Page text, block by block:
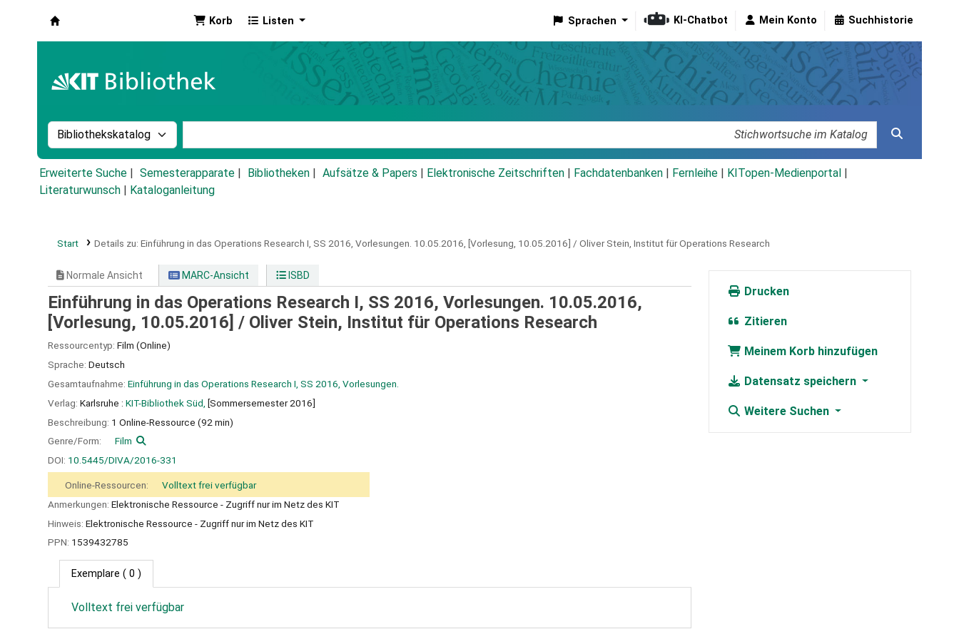
Korb Listen Sprachen KI-Chatbot Mein Konto Suchhistorie
Suche im Katalog nach:
Erweiterte Suche Semesterapparate Bibliotheken Aufsätze & Papers Elektronische Zeitschriften Fachdatenbanken Fernleihe KITopen-Medienportal
Literaturwunsch
Kataloganleitung
Start Details zu: Einführung in das Operations Research I, SS 2016, Vorlesungen. 10.05.2016, [Vorlesung, 10.05.2016] / Oliver Stein, Institut für Operations Research
Normale Ansicht MARC-Ansicht ISBD
Einführung in das Operations Research I, SS 2016, Vorlesungen. 10.05.2016,
[Vorlesung, 10.05.2016] / Oliver Stein, Institut für Operations Research
Ressourcentyp: Film (Online)
Sprache: Deutsch
Gesamtaufnahme: Einführung in das Operations Research I, SS 2016, Vorlesungen.
Verlag: Karlsruhe : KIT-Bibliothek Süd, [Sommersemester 2016]
Beschreibung: 1 Online-Ressource (92 min)
Genre/Form:
Film
DOI: 10.5445/DIVA/2016-331
Online-Ressourcen:
Volltext frei verfügbar
Anmerkungen: Elektronische Ressource - Zugriff nur im Netz des KIT
Hinweis: Elektronische Ressource - Zugriff nur im Netz des KIT
PPN: 1539432785
Exemplare ( 0 )
Volltext frei verfügbar
Drucken
Zitieren
Meinem Korb hinzufügen
Datensatz speichern
Weitere Suchen